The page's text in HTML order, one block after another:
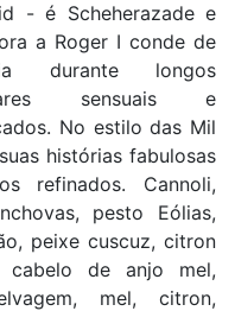
- é Scheherazade e
a Roger I conde de
durante longos
sensuais e
No estilo das Mil
histórias fabulosas
refinados. Cannoli,
pesto Eólias,
peixe cuscuz, citron
cabelo de anjo mel,
mel, citron,